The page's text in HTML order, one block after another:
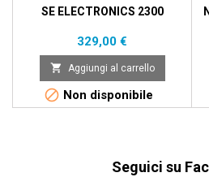
SE ELECTRONICS 2300
Prezzo
329,00 €
 Aggiungi al carrello
 Non disponibile
Seguici su